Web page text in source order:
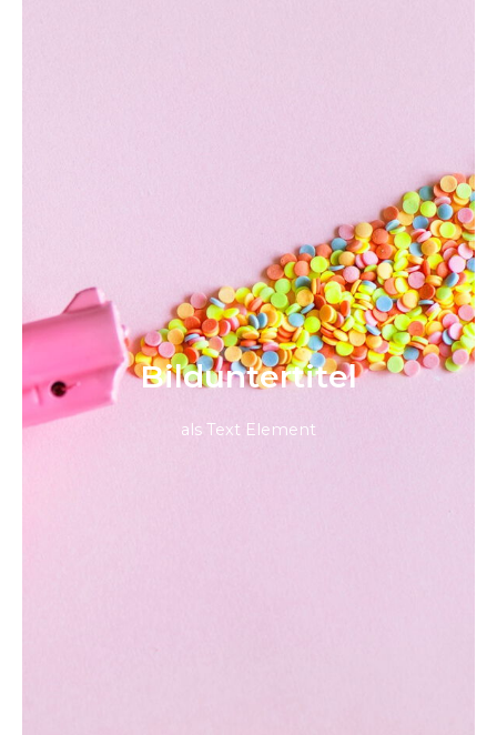
Bild­unter­titel
als Text Element